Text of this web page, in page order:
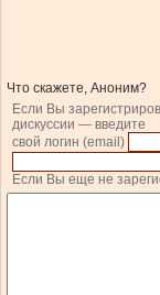
Что скажете, Аноним?
Если Вы
дискуссии — введите
свой логин (email)
Если Вы еще не